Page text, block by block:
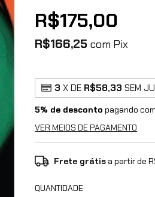
R$175,00
R$166,25com Pix
3 X DE R$58,33 SEM
5% de desconto pagando
VER MEIOS DE PAGAMENTO
Frete grátisa partir de
QUANTIDADE